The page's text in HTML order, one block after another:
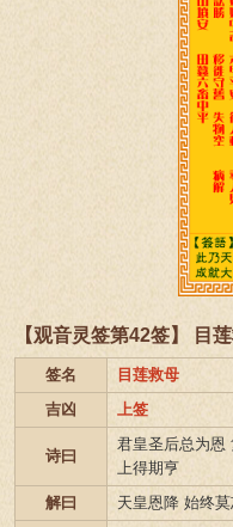
【观音灵签第42签】 目
签名
目莲救母
吉凶
上签
诗曰
君皇圣后总为恩
上得期亨
解曰
天皇恩降 始终